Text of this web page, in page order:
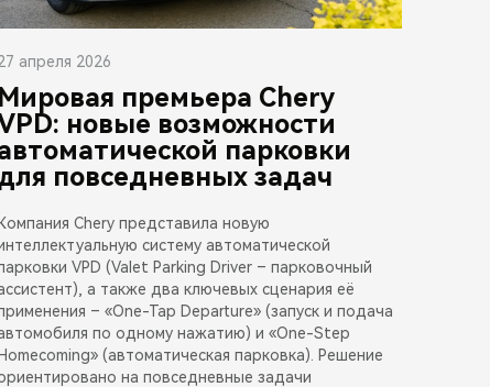
апреля 2026
Мировая премьера Chery
новые возможности
парковки
повседневных задач
Компания Chery представила новую
систему автоматической
VPD (Valet Parking Driver – парковочный
а также два ключевых сценария её
– «One-Tap Departure» (запуск и подача
по одному нажатию) и «One-Step
Homecoming» (автоматическая парковка). Решение
на повседневные задачи